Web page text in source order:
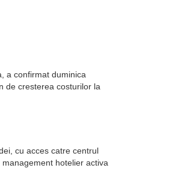
a confirmat duminica
de cresterea costurilor la
cu acces catre centrul
hotelier activa